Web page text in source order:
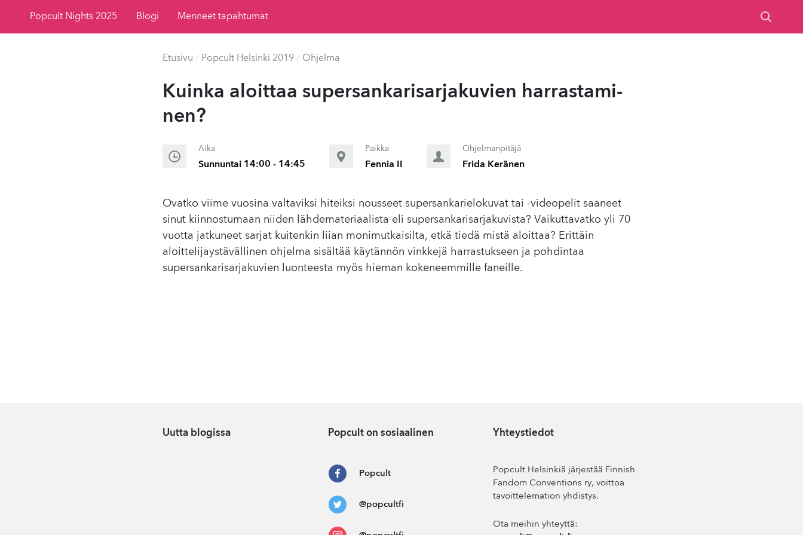
Popcult Nights 2025 Blogi Menneet tapahtumat
Etusivu / Popcult Helsinki 2019 / Ohjelma
Kuinka aloittaa su­per­sankaris­ar­jaku­vien har­ras­t­a­mi­
nen?
Aika
Sunnuntai 14:00 - 14:45
Paikka
Fennia II
Ohjelmanpitäjä
Frida Keränen
Ovatko viime vuosina valtaviksi hiteiksi nousseet supersankarielokuvat tai -videopelit saaneet
sinut kiinnostumaan niiden lähdemateriaalista eli supersankarisarjakuvista? Vaikuttavatko yli 70
vuotta jatkuneet sarjat kuitenkin liian monimutkaisilta, etkä tiedä mistä aloittaa? Erittäin
aloittelijaystävällinen ohjelma sisältää käytännön vinkkejä harrastukseen ja pohdintaa
supersankarisarjakuvien luonteesta myös hieman kokeneemmille faneille.
Uutta blogissa Popcult on sosiaalinen
Popcult
@popcultfi
Yhteystiedot
Popcult Helsinkiä järjestää Finnish
Fandom Conventions ry, voittoa
tavoittelemation yhdistys.
Ota meihin yhteyttä: